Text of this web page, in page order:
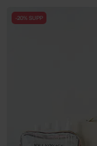
-20% SUPP